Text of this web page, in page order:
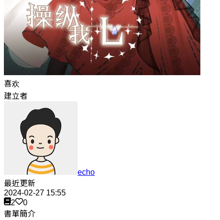
喜欢
建立者
echo
最近更新
2024-02-27 15:55
2
0
書單簡介